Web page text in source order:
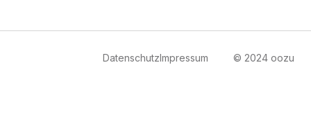
DatenschutzImpressum © 2024 oozu